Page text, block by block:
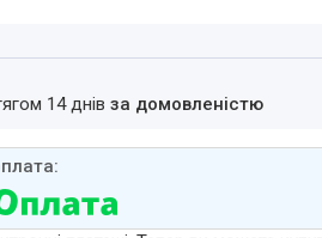
14 днів за домовленістю